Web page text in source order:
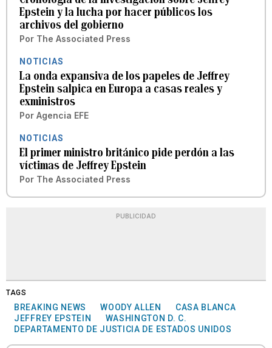
Epstein y la lucha por hacer públicos los
archivos del gobierno
Por The Associated Press
NOTICIAS
La onda expansiva de los papeles de Jeffrey
Epstein salpica en Europa a casas reales y
exministros
Por Agencia EFE
NOTICIAS
El primer ministro británico pide perdón a las
víctimas de Jeffrey Epstein
Por The Associated Press
PUBLICIDAD
TAGS
BREAKING NEWS WOODY ALLEN
CASA BLANCA
JEFFREY EPSTEIN
WASHINGTON D. C.
DEPARTAMENTO DE JUSTICIA DE ESTADOS UNIDOS